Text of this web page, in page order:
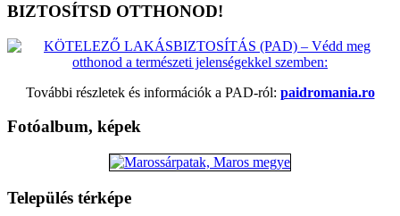
BIZTOSÍTSD OTTHONOD!
További részletek és információk a PAD-ról: paidromania.ro
Fotóalbum, képek
Település térképe